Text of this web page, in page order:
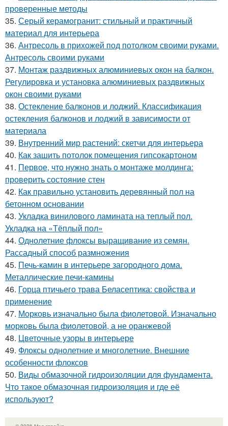
проверенные методы
35. Серый керамогранит: стильный и практичный
материал для интерьера
36. Антресоль в прихожей под потолком своими руками.
Антресоль своими руками
37. Монтаж раздвижных алюминиевых окон на балкон.
Регулировка и установка алюминиевых раздвижных
окон своими руками
38. Остекление балконов и лоджий. Классификация
остекления балконов и лоджий в зависимости от
материала
39. Внутренний мир растений: скетчи для интерьера
40. Как зашить потолок помещения гипсокартоном
41. Первое, что нужно знать о монтаже молдинга:
проверить состояние стен
42. Как правильно установить деревянный пол на
бетонном основании
43. Укладка винилового ламината на теплый пол.
Укладка на «Тёплый пол»
44. Однолетние флоксы выращивание из семян.
Рассадный способ размножения
45. Печь-камин в интерьере загородного дома.
Металлические печи-камины
46. Горца птичьего трава Беласептика: свойства и
применение
47. Морковь изначально была фиолетовой. Изначально
морковь была фиолетовой, а не оранжевой
48. Цветочные узоры в интерьере
49. Флоксы однолетние и многолетние. Внешние
особенности флоксов
50. Виды обмазочной гидроизоляции для фундамента.
Что такое обмазочная гидроизоляция и где её
используют?